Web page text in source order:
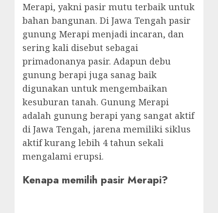
Merapi, yakni pasir mutu terbaik untuk
bahan bangunan. Di Jawa Tengah pasir
gunung Merapi menjadi incaran, dan
sering kali disebut sebagai
primadonanya pasir. Adapun debu
gunung berapi juga sanag baik
digunakan untuk mengembaikan
kesuburan tanah. Gunung Merapi
adalah gunung berapi yang sangat aktif
di Jawa Tengah, jarena memiliki siklus
aktif kurang lebih 4 tahun sekali
mengalami erupsi.
Kenapa memilih pasir Merapi?